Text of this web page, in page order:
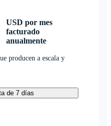
USD por mes
facturado
anualmente
producen a escala y
de 7 días